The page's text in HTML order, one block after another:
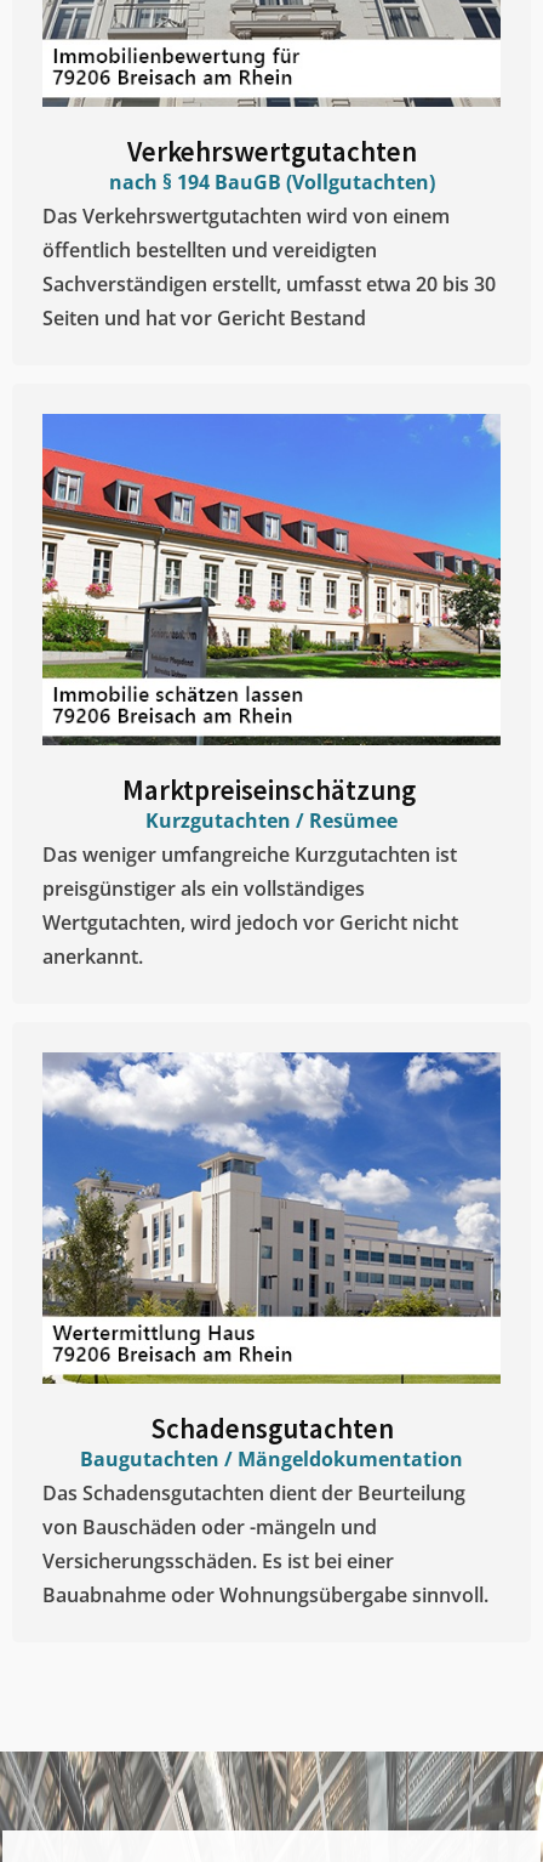
Verkehrswertgutachten
nach § 194 BauGB (Vollgutachten)
Das Verkehrswertgutachten wird von einem
öffentlich bestellten und vereidigten
Sachverständigen erstellt, umfasst etwa 20 bis 30
Seiten und hat vor Gericht Bestand
Marktpreiseinschätzung ​
Kurzgutachten / Resümee
Das weniger umfangreiche Kurzgutachten ist
preisgünstiger als ein vollständiges
Wertgutachten, wird jedoch vor Gericht nicht
anerkannt.
Schadensgutachten
Baugutachten / Mängeldokumentation
Das Schadensgutachten dient der Beurteilung
von Bauschäden oder -mängeln und
Versicherungsschäden. Es ist bei einer
Bauabnahme oder Wohnungsübergabe sinnvoll.